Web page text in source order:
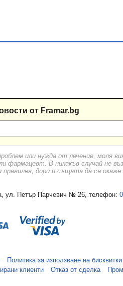
от Framar.bg
или нужда от лечение, моля
фармацевт. В никакъв случай не
дори и същата да се окаже
ул. Петър Парчевич № 26, телефон:
Политика за използване на бисквитки
клиенти Отказ от сделка